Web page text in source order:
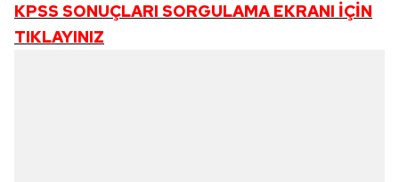
KPSS SONUÇLARI SORGULAMA EKRANI İÇİN
TIKLAYINIZ